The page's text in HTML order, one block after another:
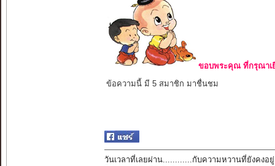
ขอบพระคุณ ที่กรุณาเ
ข้อความนี้ มี 5 สมาชิก มาชื่นชม
วันเวลาที่เลยผ่าน............กับความหวานที่ยังคงอยู่